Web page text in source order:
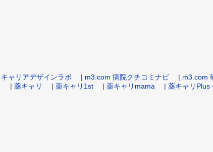
キャリアデザインラボ | m3.com 病院クチコミナビ | m3.com
| 薬キャリ | 薬キャリ1st | 薬キャリmama | 薬キャリPlus